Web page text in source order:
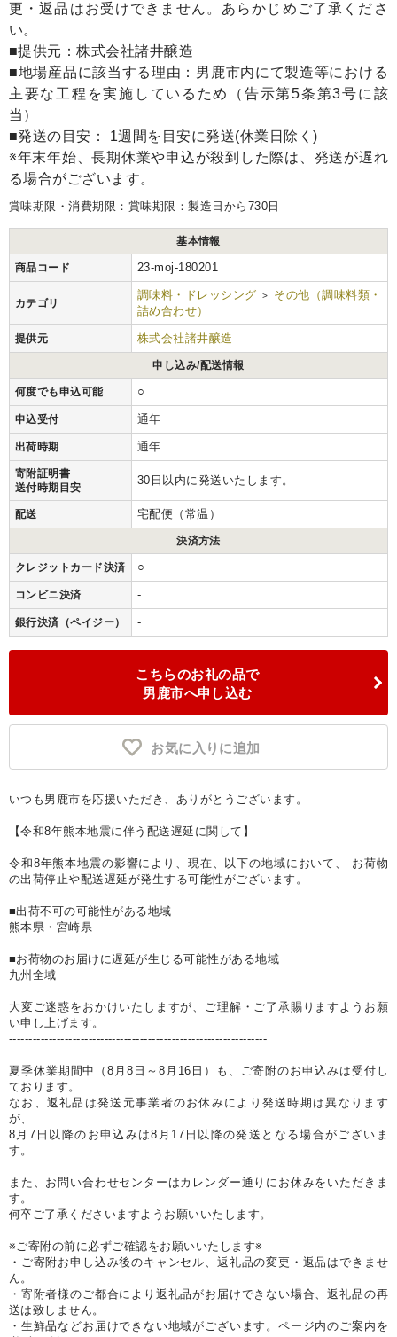
更・返品はお受けできません。あらかじめご了承くださ
い。
■提供元：株式会社諸井醸造
■地場産品に該当する理由：男鹿市内にて製造等における
主要な工程を実施しているため（告示第5条第3号に該
当）
■発送の目安： 1週間を目安に発送(休業日除く)
※年末年始、長期休業や申込が殺到した際は、発送が遅れ
る場合がございます。
賞味期限・消費期限：賞味期限：製造日から730日
基本情報
商品コード 23-moj-180201
カテゴリ
調味料・ドレッシング >
その他（調味料類・
詰め合わせ）
提供元 株式会社諸井醸造
申し込み/配送情報
何度でも申込可能 ○
申込受付 通年
出荷時期 通年
寄附証明書
送付時期目安
30日以内に発送いたします。
配送 宅配便（常温）
決済方法
クレジットカード決済 ○
コンビニ決済 -
銀行決済（ペイジー） -
こちらのお礼の品で
男鹿市へ申し込む
お気に入りに追加
いつも男鹿市を応援いただき、ありがとうございます。
【令和8年熊本地震に伴う配送遅延に関して】
令和8年熊本地震の影響により、現在、以下の地域において、 お荷物
の出荷停止や配送遅延が発生する可能性がございます。
■出荷不可の可能性がある地域
熊本県・宮崎県
■お荷物のお届けに遅延が生じる可能性がある地域
九州全域
大変ご迷惑をおかけいたしますが、ご理解・ご了承賜りますようお願
い申し上げます。
-----------------------------------------------------------------
夏季休業期間中（8月8日～8月16日）も、ご寄附のお申込みは受付し
ております。
なお、返礼品は発送元事業者のお休みにより発送時期は異なります
が、
8月7日以降のお申込みは8月17日以降の発送となる場合がございま
す。
また、お問い合わせセンターはカレンダー通りにお休みをいただきま
す。
何卒ご了承くださいますようお願いいたします。
※ご寄附の前に必ずご確認をお願いいたします※
・ご寄附お申し込み後のキャンセル、返礼品の変更・返品はできませ
ん。
・寄附者様のご都合により返礼品がお届けできない場合、返礼品の再
送は致しません。
・生鮮品などお届けできない地域がございます。ページ内のご案内を